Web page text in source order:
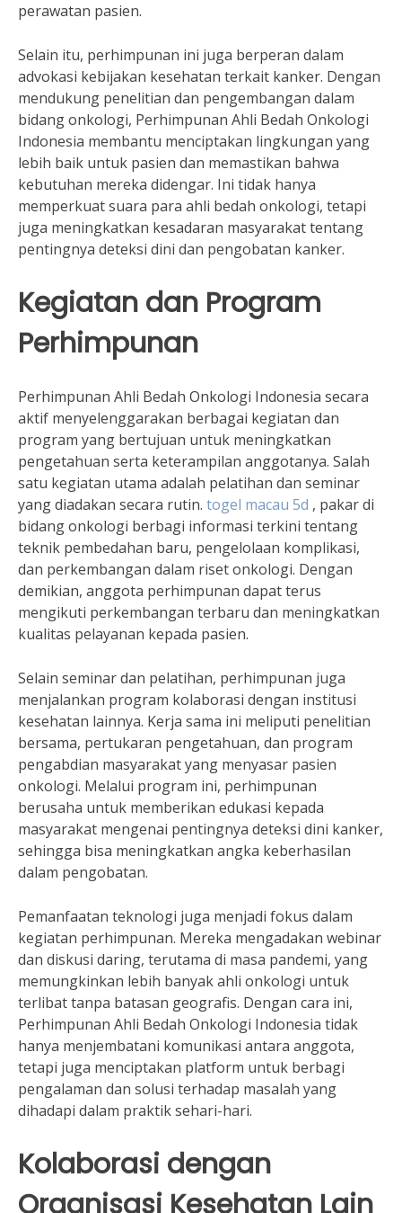
perawatan pasien.
Selain itu, perhimpunan ini juga berperan dalam
advokasi kebijakan kesehatan terkait kanker. Dengan
mendukung penelitian dan pengembangan dalam
bidang onkologi, Perhimpunan Ahli Bedah Onkologi
Indonesia membantu menciptakan lingkungan yang
lebih baik untuk pasien dan memastikan bahwa
kebutuhan mereka didengar. Ini tidak hanya
memperkuat suara para ahli bedah onkologi, tetapi
juga meningkatkan kesadaran masyarakat tentang
pentingnya deteksi dini dan pengobatan kanker.
Kegiatan dan Program
Perhimpunan
Perhimpunan Ahli Bedah Onkologi Indonesia secara
aktif menyelenggarakan berbagai kegiatan dan
program yang bertujuan untuk meningkatkan
pengetahuan serta keterampilan anggotanya. Salah
satu kegiatan utama adalah pelatihan dan seminar
yang diadakan secara rutin. togel macau 5d , pakar di
bidang onkologi berbagi informasi terkini tentang
teknik pembedahan baru, pengelolaan komplikasi,
dan perkembangan dalam riset onkologi. Dengan
demikian, anggota perhimpunan dapat terus
mengikuti perkembangan terbaru dan meningkatkan
kualitas pelayanan kepada pasien.
Selain seminar dan pelatihan, perhimpunan juga
menjalankan program kolaborasi dengan institusi
kesehatan lainnya. Kerja sama ini meliputi penelitian
bersama, pertukaran pengetahuan, dan program
pengabdian masyarakat yang menyasar pasien
onkologi. Melalui program ini, perhimpunan
berusaha untuk memberikan edukasi kepada
masyarakat mengenai pentingnya deteksi dini kanker,
sehingga bisa meningkatkan angka keberhasilan
dalam pengobatan.
Pemanfaatan teknologi juga menjadi fokus dalam
kegiatan perhimpunan. Mereka mengadakan webinar
dan diskusi daring, terutama di masa pandemi, yang
memungkinkan lebih banyak ahli onkologi untuk
terlibat tanpa batasan geografis. Dengan cara ini,
Perhimpunan Ahli Bedah Onkologi Indonesia tidak
hanya menjembatani komunikasi antara anggota,
tetapi juga menciptakan platform untuk berbagi
pengalaman dan solusi terhadap masalah yang
dihadapi dalam praktik sehari-hari.
Kolaborasi dengan
Organisasi Kesehatan Lain